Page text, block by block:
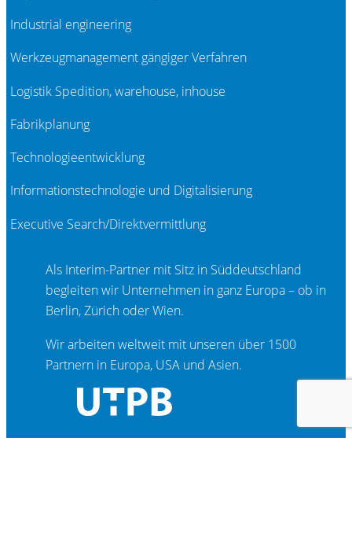
Industrial engineering
Werkzeugmanagement gängiger Verfahren
Logistik Spedition, warehouse, inhouse
Fabrikplanung
Technologieentwicklung
Informationstechnologie und Digitalisierung
Executive Search/Direktvermittlung
Als Interim-Partner mit Sitz in Süddeutschland
begleiten wir Unternehmen in ganz Europa – ob in
Berlin, Zürich oder Wien.
Wir arbeiten weltweit mit unseren über 1500
Partnern in Europa, USA und Asien.